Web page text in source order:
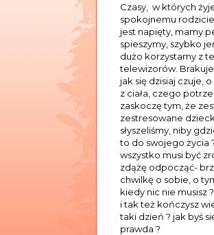
Czasy, w których
spokojnemu
jest napięty, mamy
spieszymy, szybko
dużo korzystamy z
telewizorów.
jak się dzisiaj czuje,
z ciała, czego
zaskoczę tym, że
zestresowane
słyszeliśmy, niby
to do swojego życia
wszystko musi być
zdążę odpocząć-
chwilkę o sobie, o
kiedy nic nie musisz
i tak też kończysz
taki dzień ? jak byś
prawda ?